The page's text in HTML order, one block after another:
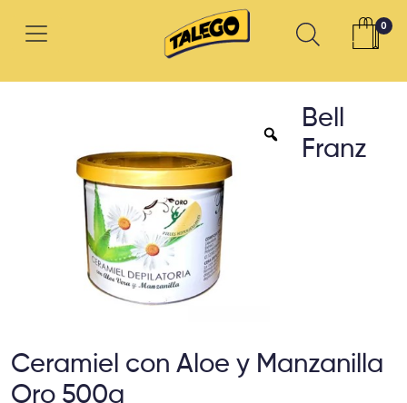
0
Bell
Franz
Ceramiel con Aloe y Manzanilla
Oro 500g